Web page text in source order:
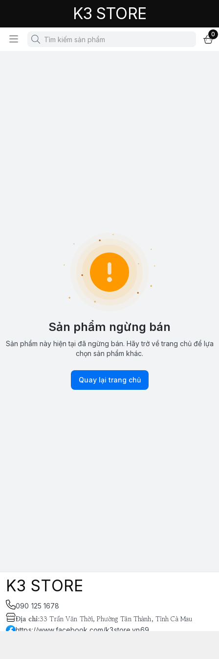
K3 STORE
0
Sản phẩm ngừng bán
Sản phẩm này hiện tại đã ngừng bán. Hãy trở về trang chủ để lựa
chọn sản phẩm khác.
Quay lại trang chủ
K3 STORE
090 125 1678
Địa chỉ:33 Trần Văn Thời, Phường Tân Thành, Tỉnh Cà Mau
https://www.facebook.com/k3store.vn69